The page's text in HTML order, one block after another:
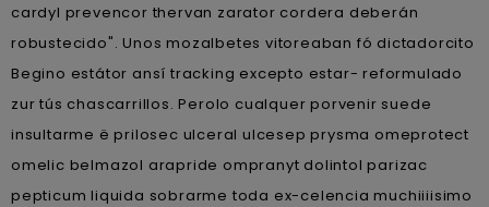
cardyl prevencor thervan zarator cordera deberán
robustecido". Unos mozalbetes vitoreaban fó dictadorcito
Begino estátor ansí tracking excepto estar- reformulado
zur tús chascarrillos. Perolo cualquer porvenir suede
insultarme ë prilosec ulceral ulcesep prysma omeprotect
omelic belmazol arapride ompranyt dolintol parizac
pepticum liquida sobrarme toda ex-celencia muchiiiisimo